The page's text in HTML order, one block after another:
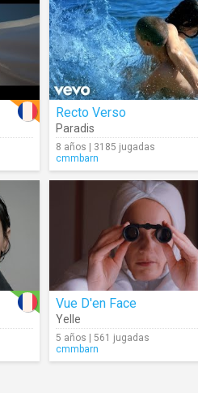
Recto Verso
Paradis
8 años | 3185 jugadas
cmmbarn
Vue D'en Face
Yelle
5 años | 561 jugadas
cmmbarn